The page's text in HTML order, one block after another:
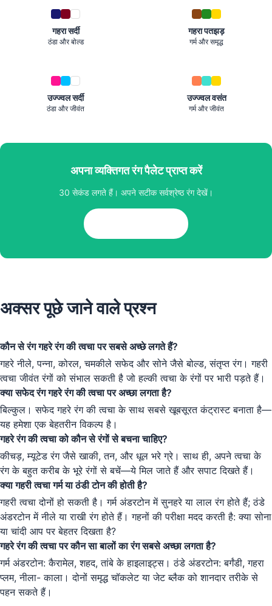
गहरा सर्दी
ठंडा और बोल्ड
गहरा पतझड़
गर्म और समृद्ध
उज्ज्वल सर्दी
ठंडा और जीवंत
उज्ज्वल वसंत
गर्म और जीवंत
अपना व्यक्तिगत रंग पैलेट प्राप्त करें
30 सेकंड लगते हैं। अपने सटीक सर्वश्रेष्ठ रंग देखें।
अक्सर पूछे जाने वाले प्रश्न
कौन से रंग गहरे रंग की त्वचा पर सबसे अच्छे लगते हैं?
गहरे नीले, पन्ना, कोरल, चमकीले सफेद और सोने जैसे बोल्ड, संतृप्त रंग। गहरी
त्वचा जीवंत रंगों को संभाल सकती है जो हल्की त्वचा के रंगों पर भारी पड़ते हैं।
क्या सफेद रंग गहरे रंग की त्वचा पर अच्छा लगता है?
बिल्कुल। सफेद गहरे रंग की त्वचा के साथ सबसे खूबसूरत कंट्रास्ट बनाता है—
यह हमेशा एक बेहतरीन विकल्प है।
गहरे रंग की त्वचा को कौन से रंगों से बचना चाहिए?
कीचड़, म्यूटेड रंग जैसे खाकी, तन, और धूल भरे ग्रे। साथ ही, अपने त्वचा के
रंग के बहुत करीब के भूरे रंगों से बचें—ये मिल जाते हैं और सपाट दिखते हैं।
क्या गहरी त्वचा गर्म या ठंडी टोन की होती है?
गहरी त्वचा दोनों हो सकती है। गर्म अंडरटोन में सुनहरे या लाल रंग होते हैं; ठंडे
अंडरटोन में नीले या राखी रंग होते हैं। गहनों की परीक्षा मदद करती है: क्या सोना
या चांदी आप पर बेहतर दिखता है?
गहरे रंग की त्वचा पर कौन सा बालों का रंग सबसे अच्छा लगता है?
गर्म अंडरटोन: कैरामेल, शहद, तांबे के हाइलाइट्स। ठंडे अंडरटोन: बर्गंडी, गहरा
प्लम, नीला- काला। दोनों समृद्ध चॉकलेट या जेट ब्लैक को शानदार तरीके से
पहन सकते हैं।